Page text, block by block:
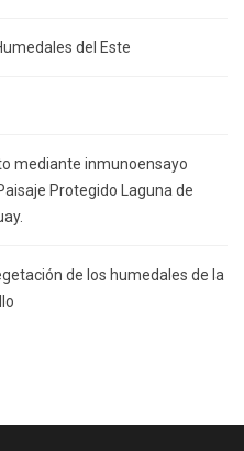
del Este
mediante inmunoensayo
Protegido Laguna de
de los humedales de la